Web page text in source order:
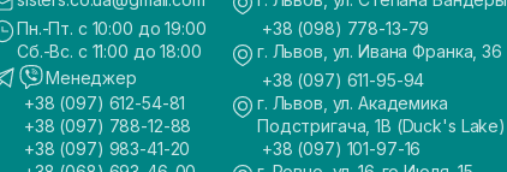
Пн.-Пт. с 10:00 до 19:00
Сб.-Вс. с 11:00 до 18:00
Менеджер
+38 (097) 612-54-81
+38 (097) 788-12-88
+38 (097) 983-41-20
+38 (098) 778-13-79
г. Львов, ул. Ивана Франка, 36
+38 (097) 611-95-94
г. Львов, ул. Академика
Подстригача, 1В (Duck's Lake)
+38 (097) 101-97-16